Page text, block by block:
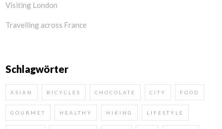
Visiting London
Travelling across France
Schlagwörter
ASIAN BICYCLES CHOCOLATE CITY FOOD
GOURMET HEALTHY HIKING LIFESTYLE